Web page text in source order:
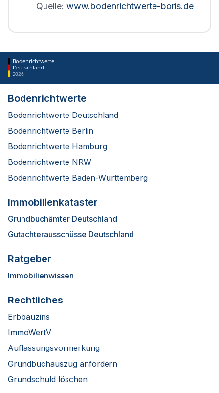
Quelle: www.bodenrichtwerte-boris.de
Bodenrichtwerte
Deutschland
2026
Bodenrichtwerte
Bodenrichtwerte Deutschland
Bodenrichtwerte Berlin
Bodenrichtwerte Hamburg
Bodenrichtwerte NRW
Bodenrichtwerte Baden-Württemberg
Immobilienkataster
Grundbuchämter Deutschland
Gutachterausschüsse Deutschland
Ratgeber
Immobilienwissen
Rechtliches
Erbbauzins
ImmoWertV
Auflassungsvormerkung
Grundbuchauszug anfordern
Grundschuld löschen